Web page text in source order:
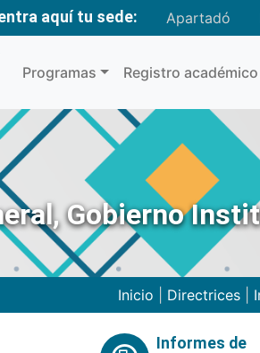
aquí tu sede: Apartadó
Programas Registro académico
Gobierno
Inicio Directrices
Informes de